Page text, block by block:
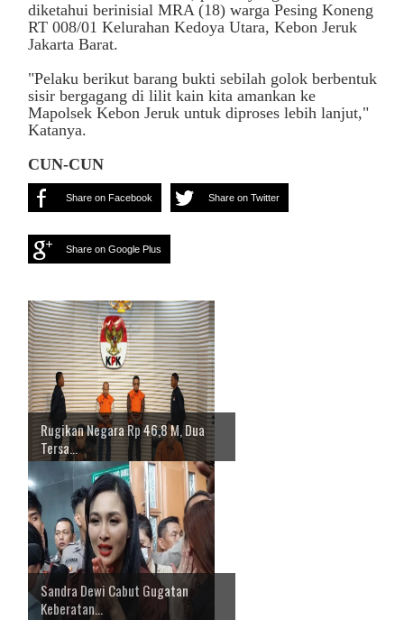
diketahui berinisial MRA (18) warga Pesing Koneng
RT 008/01 Kelurahan Kedoya Utara, Kebon Jeruk
Jakarta Barat.
"Pelaku berikut barang bukti sebilah golok berbentuk
sisir bergagang di lilit kain kita amankan ke
Mapolsek Kebon Jeruk untuk diproses lebih lanjut,"
Katanya.
CUN-CUN
Share on Facebook Share on Twitter
Share on Google Plus
Rugikan Negara Rp 46,8 M, Dua
Tersa...
Sandra Dewi Cabut Gugatan
Keberatan...